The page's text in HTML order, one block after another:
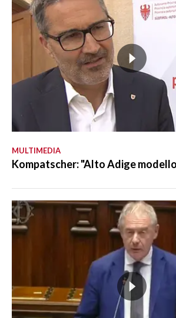
MULTIMEDIA
Kompatscher: "Alto Adige